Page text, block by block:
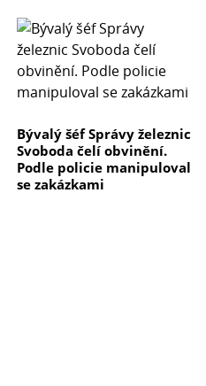
Bývalý šéf Správy železnic
Svoboda čelí obvinění.
Podle policie manipuloval
se zakázkami